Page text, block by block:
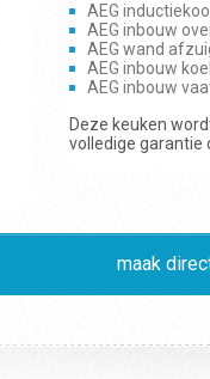
AEG
AEG inbouw
AEG wand
AEG inbouw
AEG inbouw
Deze keuken
volledige garantie
maak